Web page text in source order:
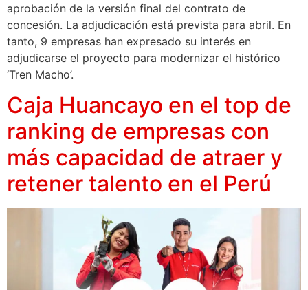
aprobación de la versión final del contrato de
concesión. La adjudicación está prevista para abril. En
tanto, 9 empresas han expresado su interés en
adjudicarse el proyecto para modernizar el histórico
‘Tren Macho’.
Caja Huancayo en el top de
ranking de empresas con
más capacidad de atraer y
retener talento en el Perú